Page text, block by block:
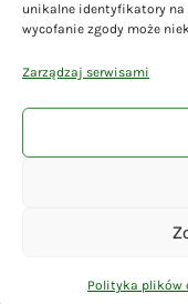
unikalne identyfikatory na
wycofanie zgody może
Zarządzaj serwisami
Polityka plików
Deklaracja
Mapa serwisu